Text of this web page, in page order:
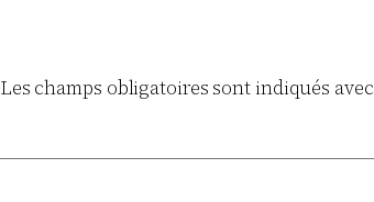
Les champs obligatoires sont indiqués avec